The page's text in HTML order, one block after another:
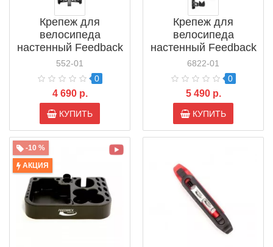
Крепеж для
велосипеда
настенный Feedback
Velo Wall Rack
(16563)
552-01
0
4 690 р.
КУПИТЬ
Крепеж для
велосипеда
настенный Feedback
Velo Wall Rack 2D
6822-01
0
5 490 р.
КУПИТЬ
-10 %
АКЦИЯ